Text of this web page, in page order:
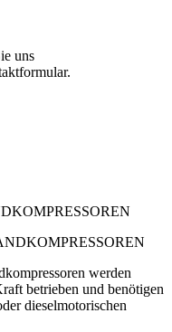
uns
werden
betrieben und benötigen
dieselmotorischen